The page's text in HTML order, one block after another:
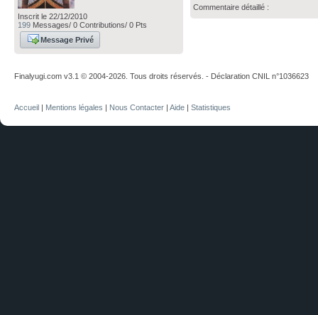
Inscrit le 22/12/2010
199 Messages/ 0 Contributions/ 0 Pts
Message Privé
Commentaire détaillé :
Finalyugi.com v3.1 © 2004-2026. Tous droits réservés. - Déclaration CNIL n°1036623
Accueil | Mentions légales | Nous Contacter | Aide | Statistiques